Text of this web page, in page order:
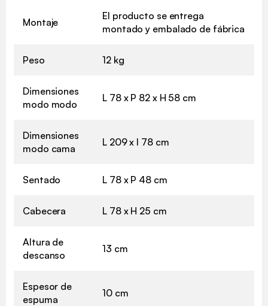
Montaje
El producto se entrega
montado y embalado de fábrica
Peso 12 kg
Dimensiones
modo modo
L 78 x P 82 x H 58 cm
Dimensiones
modo cama
L 209 x l 78 cm
Sentado L 78 x P 48 cm
Cabecera L 78 x H 25 cm
Altura de
descanso
13 cm
Espesor de
espuma
10 cm